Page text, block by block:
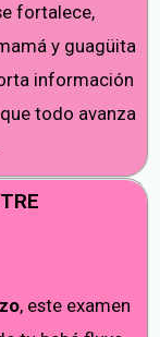
fortalece,
y guagüita
información
todo avanza
, este examen